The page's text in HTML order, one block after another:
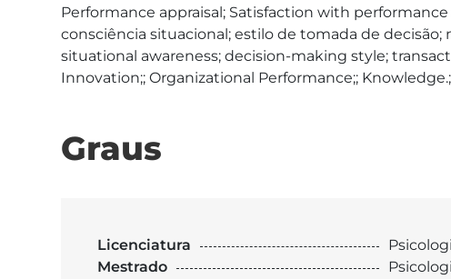
Performance appraisal; Satisfaction with
consciência situacional; estilo de tomada de
situational awareness; decision-making style;
Innovation;; Organizational Performance;;
Graus
Licenciatura
Mestrado